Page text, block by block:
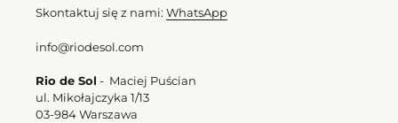
Skontaktuj się z nami: WhatsApp
info@riodesol.com
Rio de Sol - Maciej Puścian
ul. Mikołajczyka 1/13
03-984 Warszawa